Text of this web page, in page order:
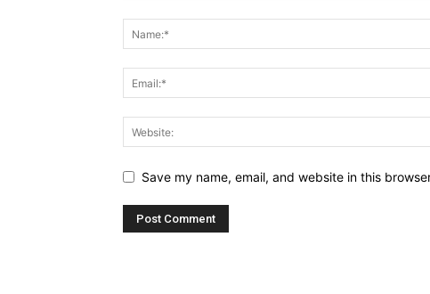
Save my name, email, and website in this